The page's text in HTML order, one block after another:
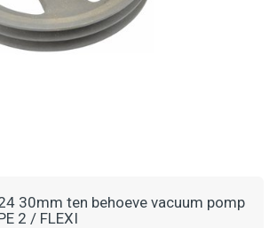
30mm ten behoeve vacuum pomp
2 / FLEXI